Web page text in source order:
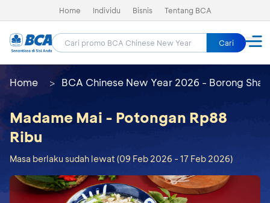
Home Individu Bisnis Tentang BCA
Cari
Home BCA Chinese New Year 2026 - Borong Shay
Madame Mai - Potongan Rp88
Ribu
Masa berlaku sudah lewat (09 Feb 2026 - 17 Feb 2026)